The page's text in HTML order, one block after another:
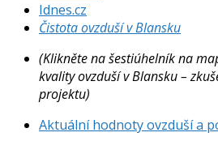
Idnes.cz
Čistota ovzduší v Blansku
(Klikněte na šestiúhelník na
kvality ovzduší v Blansku –
projektu)
Aktuální hodnoty ovzduší a